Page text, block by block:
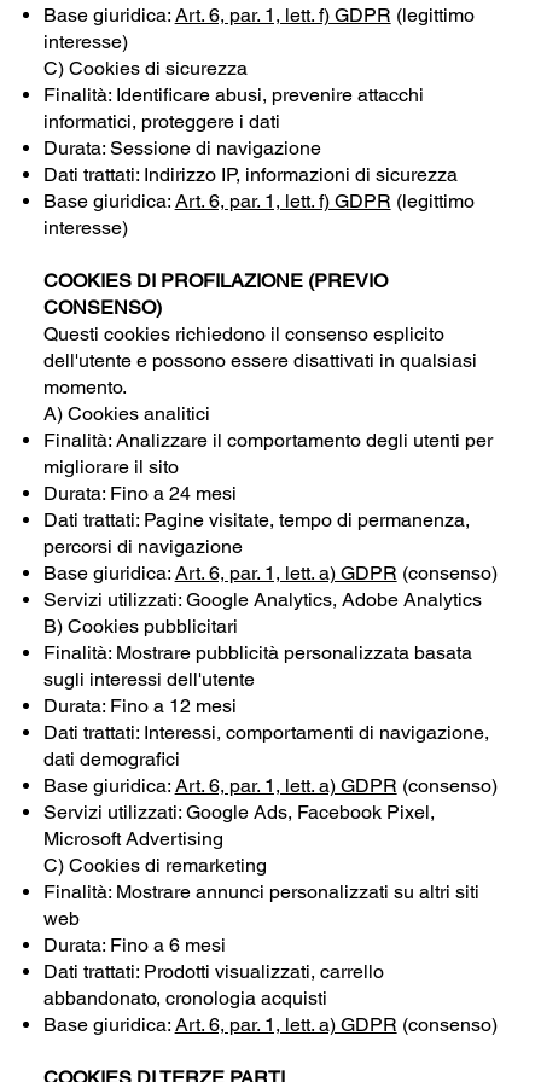
Base giuridica: Art. 6, par. 1, lett. f) GDPR (legittimo
interesse)
C) Cookies di sicurezza
Finalità: Identificare abusi, prevenire attacchi
informatici, proteggere i dati
Durata: Sessione di navigazione
Dati trattati: Indirizzo IP, informazioni di sicurezza
Base giuridica: Art. 6, par. 1, lett. f) GDPR (legittimo
interesse)
COOKIES DI PROFILAZIONE (PREVIO
CONSENSO)
Questi cookies richiedono il consenso esplicito
dell'utente e possono essere disattivati in qualsiasi
momento.
A) Cookies analitici
Finalità: Analizzare il comportamento degli utenti per
migliorare il sito
Durata: Fino a 24 mesi
Dati trattati: Pagine visitate, tempo di permanenza,
percorsi di navigazione
Base giuridica: Art. 6, par. 1, lett. a) GDPR (consenso)
Servizi utilizzati: Google Analytics, Adobe Analytics
B) Cookies pubblicitari
Finalità: Mostrare pubblicità personalizzata basata
sugli interessi dell'utente
Durata: Fino a 12 mesi
Dati trattati: Interessi, comportamenti di navigazione,
dati demografici
Base giuridica: Art. 6, par. 1, lett. a) GDPR (consenso)
Servizi utilizzati: Google Ads, Facebook Pixel,
Microsoft Advertising
C) Cookies di remarketing
Finalità: Mostrare annunci personalizzati su altri siti
web
Durata: Fino a 6 mesi
Dati trattati: Prodotti visualizzati, carrello
abbandonato, cronologia acquisti
Base giuridica: Art. 6, par. 1, lett. a) GDPR (consenso)